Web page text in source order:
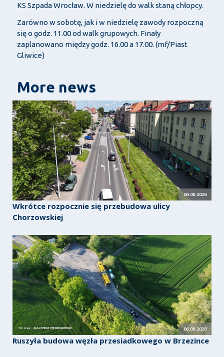
KS Szpada Wrocław. W niedzielę do walk staną chłopcy.
Zarówno w sobotę, jak i w niedzielę zawody rozpoczną
się o godz. 11.00 od walk grupowych. Finały
zaplanowano między godz. 16.00 a 17.00. (mf/Piast
Gliwice)
More news
06.08.2026
Wkrótce rozpocznie się przebudowa ulicy
Chorzowskiej
06.08.2026
Ruszyła budowa węzła przesiadkowego w Brzezince